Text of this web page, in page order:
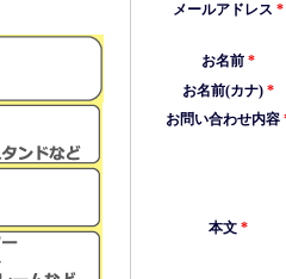
メールアドレス *
お名前*
お名前(カナ)*
お問い合わせ内容
本文*